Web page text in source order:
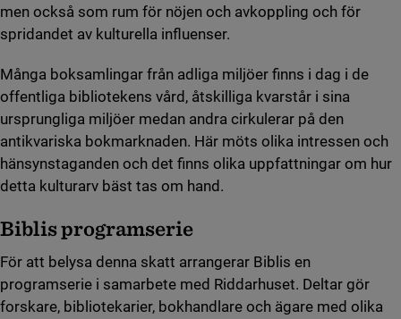
men också som rum för nöjen och avkoppling och för
spridandet av kulturella influenser.
Många boksamlingar från adliga miljöer finns i dag i de
offentliga bibliotekens vård, åtskilliga kvarstår i sina
ursprungliga miljöer medan andra cirkulerar på den
antikvariska bokmarknaden. Här möts olika intressen och
hänsynstaganden och det finns olika uppfattningar om hur
detta kulturarv bäst tas om hand.
Biblis programserie
För att belysa denna skatt arrangerar Biblis en
programserie i samarbete med Riddarhuset. Deltar gör
forskare, bibliotekarier, bokhandlare och ägare med olika